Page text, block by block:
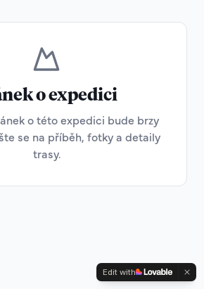
o expedici
o této expedici bude brzy
se na příběh, fotky a detaily
trasy.
Edit with